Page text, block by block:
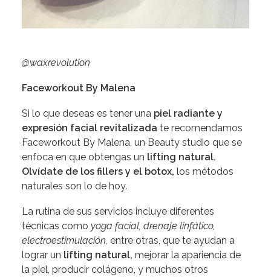
@waxrevolution
Faceworkout By Malena
Si lo que deseas es tener una piel radiante y
expresión facial revitalizada te recomendamos
Faceworkout By Malena, un Beauty studio que se
enfoca en que obtengas un lifting natural.
Olvídate de los fillers y el botox, los métodos
naturales son lo de hoy.
La rutina de sus servicios incluye diferentes
técnicas como yoga facial, drenaje linfático,
electroestimulación, entre otras, que te ayudan a
lograr un lifting natural, mejorar la apariencia de
la piel, producir colágeno, y muchos otros